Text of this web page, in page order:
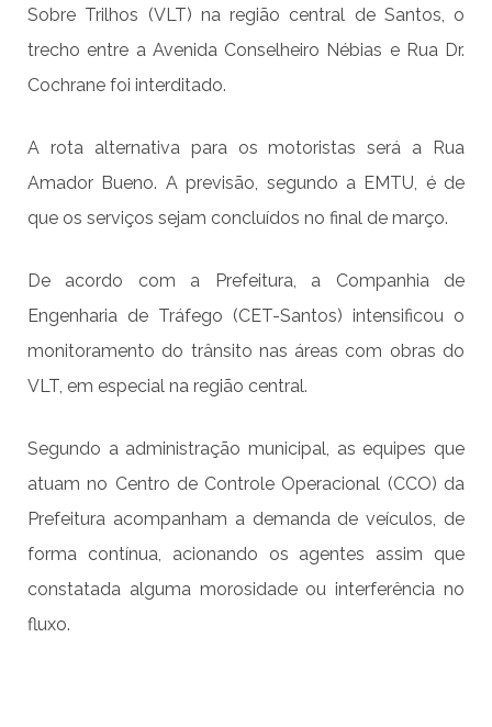
Sobre Trilhos (VLT) na região central de Santos, o
trecho entre a Avenida Conselheiro Nébias e Rua Dr.
Cochrane foi interditado.
A rota alternativa para os motoristas será a Rua
Amador Bueno. A previsão, segundo a EMTU, é de
que os serviços sejam concluídos no final de março.
De acordo com a Prefeitura, a Companhia de
Engenharia de Tráfego (CET-Santos) intensificou o
monitoramento do trânsito nas áreas com obras do
VLT, em especial na região central.
Segundo a administração municipal, as equipes que
atuam no Centro de Controle Operacional (CCO) da
Prefeitura acompanham a demanda de veículos, de
forma contínua, acionando os agentes assim que
constatada alguma morosidade ou interferência no
fluxo.